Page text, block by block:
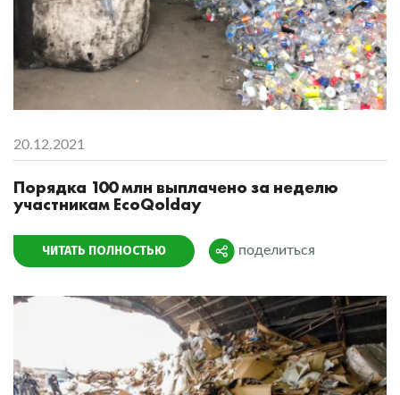
20.12.2021
Порядка 100 млн выплачено за неделю
участникам EcoQolday
ЧИТАТЬ ПОЛНОСТЬЮ Поделиться
поделиться